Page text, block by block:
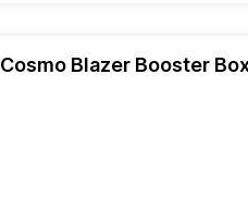
Cosmo Blazer Booster